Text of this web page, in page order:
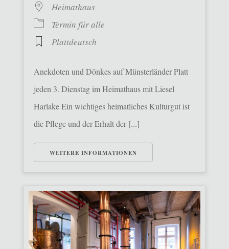
Heimathaus
Termin für alle
Plattdeutsch
Anekdoten und Dönkes auf Münsterländer Platt
jeden 3. Dienstag im Heimathaus mit Liesel
Harlake Ein wichtiges heimatliches Kulturgut ist
die Pflege und der Erhalt der [...]
WEITERE INFORMATIONEN